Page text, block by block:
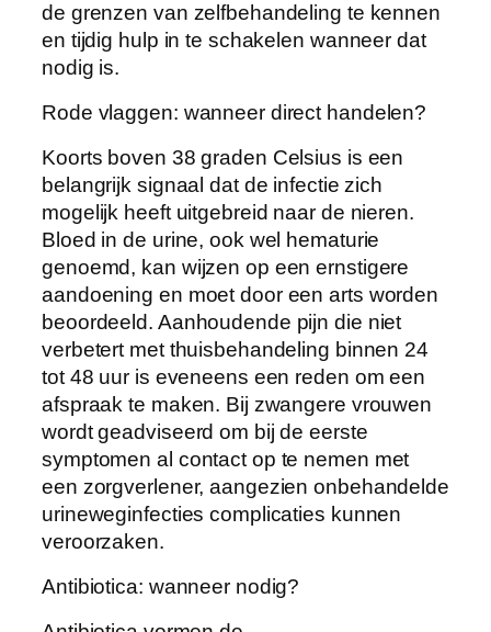
de grenzen van zelfbehandeling te kennen
en tijdig hulp in te schakelen wanneer dat
nodig is.
Rode vlaggen: wanneer direct handelen?
Koorts boven 38 graden Celsius is een
belangrijk signaal dat de infectie zich
mogelijk heeft uitgebreid naar de nieren.
Bloed in de urine, ook wel hematurie
genoemd, kan wijzen op een ernstigere
aandoening en moet door een arts worden
beoordeeld. Aanhoudende pijn die niet
verbetert met thuisbehandeling binnen 24
tot 48 uur is eveneens een reden om een
afspraak te maken. Bij zwangere vrouwen
wordt geadviseerd om bij de eerste
symptomen al contact op te nemen met
een zorgverlener, aangezien onbehandelde
urineweginfecties complicaties kunnen
veroorzaken.
Antibiotica: wanneer nodig?